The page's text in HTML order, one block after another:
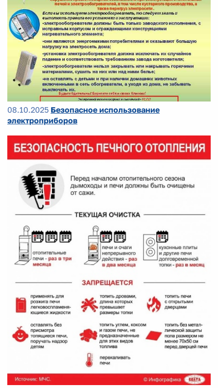
08.10.2025 Безопасное использование
электроприборов